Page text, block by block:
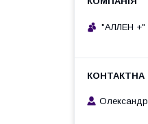
"АЛЛЕН +"
Олександр